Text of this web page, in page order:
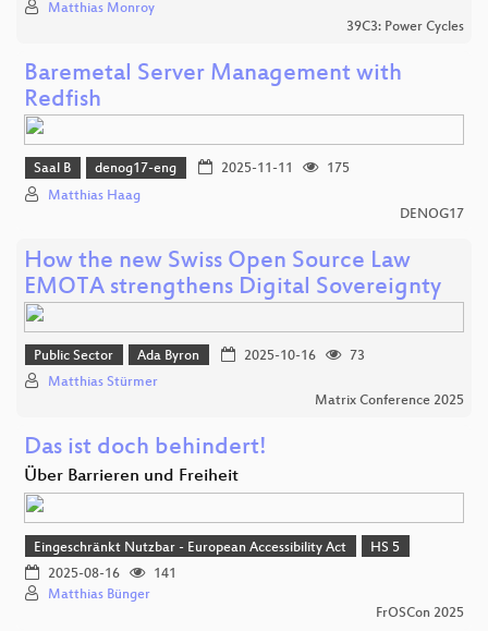
Matthias Monroy
39C3: Power Cycles
Baremetal Server Management with
Redfish
Saal B denog17-eng 2025-11-11
175
Matthias Haag
DENOG17
How the new Swiss Open Source Law
EMOTA strengthens Digital Sovereignty
Public Sector Ada Byron 2025-10-16
73
Matthias Stürmer
Matrix Conference 2025
Das ist doch behindert!
Über Barrieren und Freiheit
Eingeschränkt Nutzbar - European Accessibility Act
HS 5
2025-08-16
141
Matthias Bünger
FrOSCon 2025